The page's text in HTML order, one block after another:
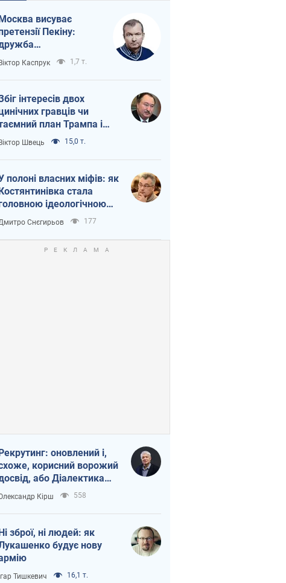
висуває
Пекіну:
на
залежність Росії від
Віктор Каспрук 1,7 т.
інтересів двох
гравців чи
план Трампа і
Віктор Швець 15,0 т.
полоні власних міфів: як
стала
ідеологічною
пасткою для російських
Снєгирьов 177
оновлений і,
корисний ворожий
або Діалектика
вибагливого боягузтва
Кірш 558
зброї, ні людей: як
будує нову
Ігар Тишкевич 16,1 т.